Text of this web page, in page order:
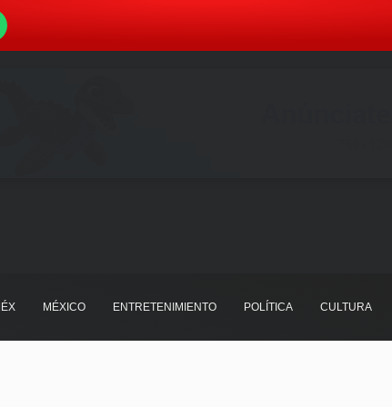
MÉXICO ENTRETENIMIENTO POLÍTICA CULTURA